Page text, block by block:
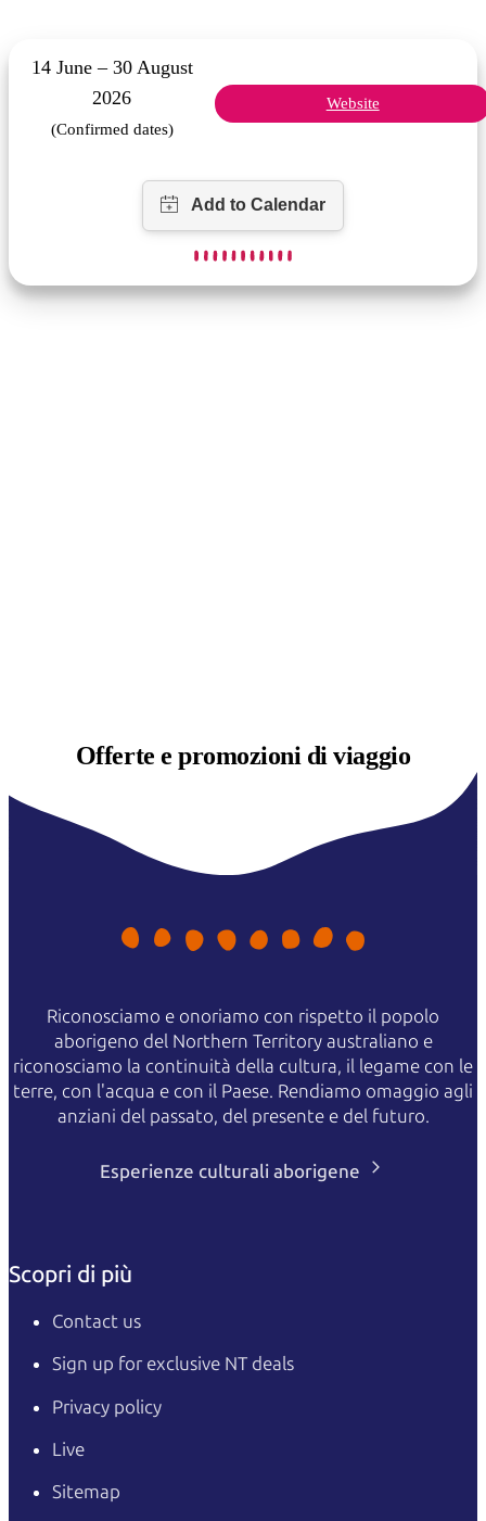
14 June – 30 August
2026
(Confirmed dates)
Website
Offerte epromozioni di viaggio
Riconosciamo e onoriamo con rispetto il popolo
aborigeno del Northern Territory australiano e
riconosciamo la continuità della cultura, il legame con le
terre, con l'acqua e con il Paese. Rendiamo omaggio agli
anziani del passato, del presente e del futuro.
Esperienze culturali aborigene
Scopri di più
Contact us
Sign up for exclusive NT deals
Privacy policy
Live
Sitemap